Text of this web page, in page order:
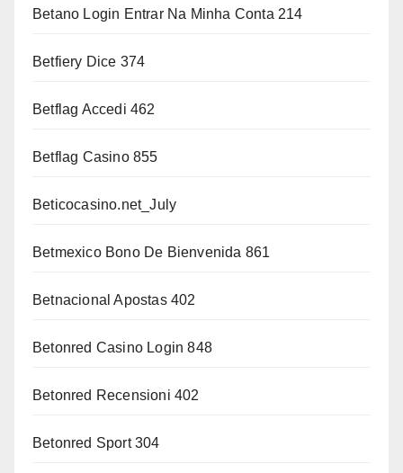
Betano Login Entrar Na Minha Conta 214
Betfiery Dice 374
Betflag Accedi 462
Betflag Casino 855
Beticocasino.net_July
Betmexico Bono De Bienvenida 861
Betnacional Apostas 402
Betonred Casino Login 848
Betonred Recensioni 402
Betonred Sport 304